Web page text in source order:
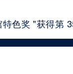
色奖 "获得第